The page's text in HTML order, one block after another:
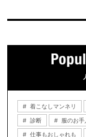
着こなしマンネリ
診断
服のお手
仕事もおしゃれも